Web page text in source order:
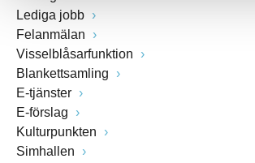
Lediga jobb
Felanmälan
Visselblåsarfunktion
Blankettsamling
E-tjänster
E-förslag
Kulturpunkten
Simhallen